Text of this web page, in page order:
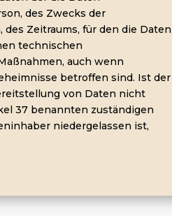
des Zwecks der
Zeitraums, für den die Daten
technischen
auch wenn
betroffen sind. Ist der
von Daten nicht
37 benannten zuständigen
niedergelassen ist,